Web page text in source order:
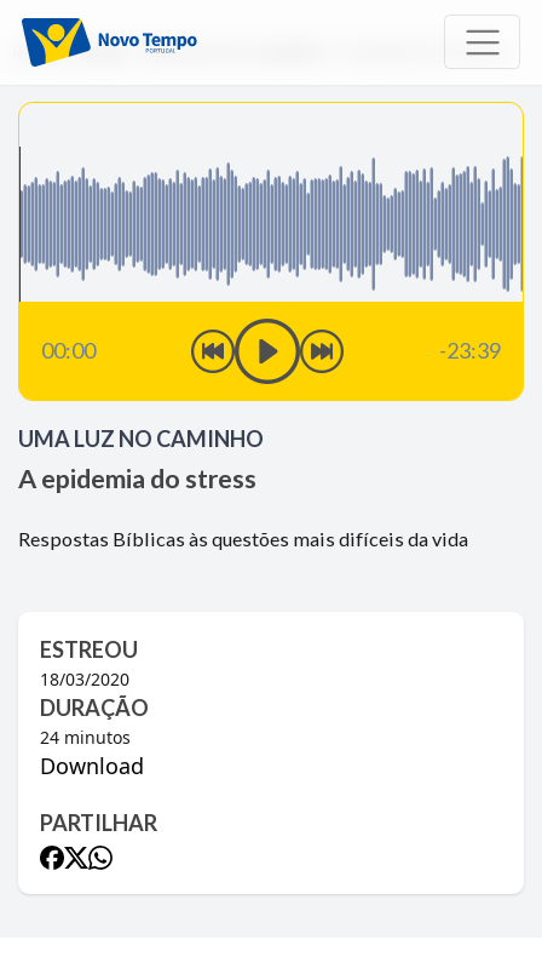
Início Rádio Uma Luz no caminho A epidemia do stress
00:00 -23:39
UMA LUZ NO CAMINHO
A epidemia do stress
Respostas Bíblicas às questões mais difíceis da vida
ESTREOU
18/03/2020
DURAÇÃO
24 minutos
Download
PARTILHAR